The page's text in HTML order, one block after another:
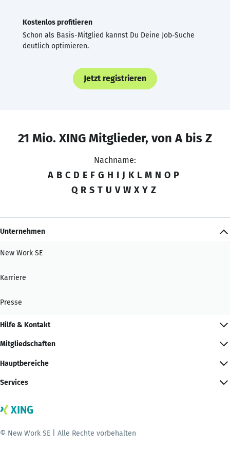
Kostenlos profitieren
Schon als Basis-Mitglied kannst Du Deine Job-Suche
deutlich optimieren.
Jetzt registrieren
21 Mio. XING Mitglieder, von A bis Z
Nachname:
A B C D E F G H I J K L M N O P
Q R S T U V W X Y Z
Unternehmen
New Work SE
Karriere
Presse
Hilfe & Kontakt
Mitgliedschaften
Hauptbereiche
Services
© New Work SE | Alle Rechte vorbehalten